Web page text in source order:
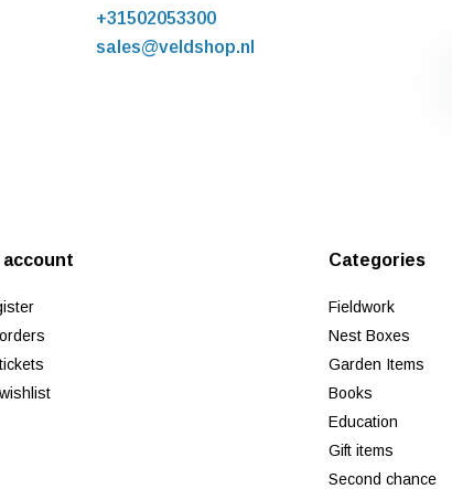
+31502053300
sales@veldshop.nl
account Categories
Fieldwork
Nest Boxes
Garden Items
Books
Education
Gift items
Second chance